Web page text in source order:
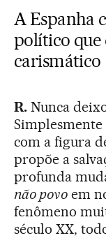
A Espanha
político que
carismático
R.Nunca
com a figura
propõe a
profunda
não povoem
fenômeno
século XX,